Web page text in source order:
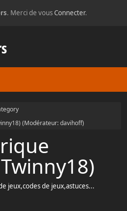
. Merci de vousConnecter.
(Modérateur:davihoff)
jeux,codes de jeux,astuces...